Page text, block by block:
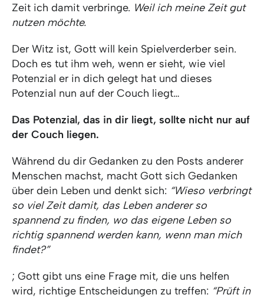
Zeit ich damit verbringe. Weil ich meine Zeit gut
nutzen möchte.
Der Witz ist, Gott will kein Spielverderber sein.
Doch es tut ihm weh, wenn er sieht, wie viel
Potenzial er in dich gelegt hat und dieses
Potenzial nun auf der Couch liegt…
Das Potenzial, das in dir liegt, sollte nicht nur auf
der Couch liegen.
Während du dir Gedanken zu den Posts anderer
Menschen machst, macht Gott sich Gedanken
über dein Leben und denkt sich: “Wieso verbringt
so viel Zeit damit, das Leben anderer so
spannend zu finden, wo das eigene Leben so
richtig spannend werden kann, wenn man mich
findet?”
; Gott gibt uns eine Frage mit, die uns helfen
wird, richtige Entscheidungen zu treffen: “Prüft in